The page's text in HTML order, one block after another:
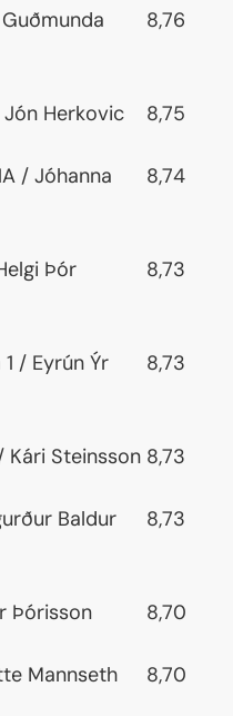
8,76
Herkovic 8,75
/ Jóhanna
8,74
Þór
8,73
/ Eyrún Ýr
8,73
Kári Steinsson 8,73
Baldur
8,73
Þórisson 8,70
Mannseth 8,70